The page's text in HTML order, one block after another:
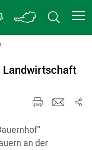
Landwirtschaft
an der